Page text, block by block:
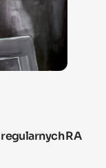
RA